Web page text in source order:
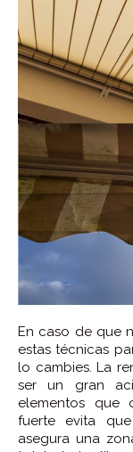
En caso de que
estas técnicas
lo cambies. La
ser un gran
elementos que
fuerte evita
asegura una